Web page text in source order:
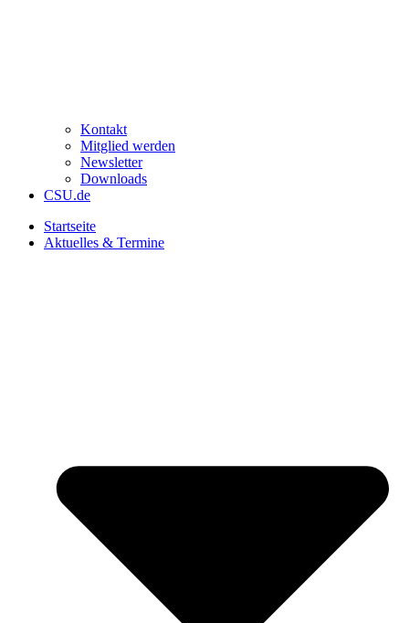
Kontakt
Mitglied werden
Newsletter
Downloads
CSU.de
Startseite
Aktuelles & Termine